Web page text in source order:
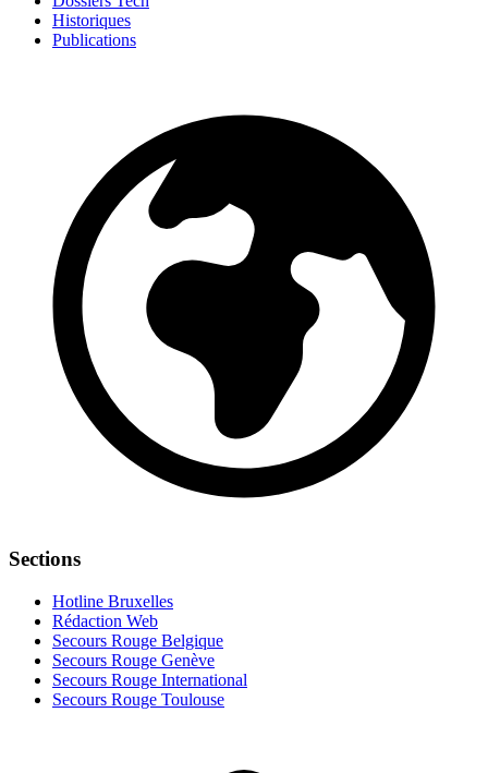
Historiques
Publications
Sections
Hotline Bruxelles
Rédaction Web
Secours Rouge Belgique
Secours Rouge Genève
Secours Rouge International
Secours Rouge Toulouse